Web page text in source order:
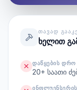
ᲗᲐᲕᲐᲓ
ხელით
ᲓᲐᲬᲧᲔᲑᲘᲡ ᲓᲠᲝ
20+ საათი